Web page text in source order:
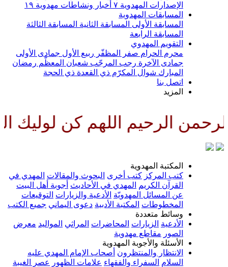
الإصدارات المهدوية ٧ أخبار ونشاطات مهدوية ١٩
المسابقات المهدوية
المسابقة الأولى المسابقة الثانية المسابقة الثالثة
المسابقة الرابعة
التقويم المهدوي
محرم الحرام صفر المظفّر ربيع الأول جمادى الأولى
جمادى الآخرة رجب المرجّب شعبان المعظّم رمضان
المبارك شوال المكرّم ذي القعدة ذي الحجة
اتصل بنا
المزيد
الرحيم اللهم كن لوليك
المكتبة المهدوية
كتب المركز كتب أخرى البحوث والمقالات المهدي في
القرآن الكريم
المهدي في الأحاديث أجوبة أهل البيت
عن المسائل المهدويّة الأدعية والزيارات التوقيعات
المخطوطات المكتبة الأدبية دعوى اليماني جميع الكتب
وسائط متعددة
الأدعية الزيارات المحاضرات المراثي المواليد معرض
الصور مقاطع مهدوية
الأسئلة والأجوبة المهدوية
الانتظار والمنتظرون أصحاب الإمام المهدي عليه
السلام السفراء والفقهاء علامات الظهور
عصر الغيبة